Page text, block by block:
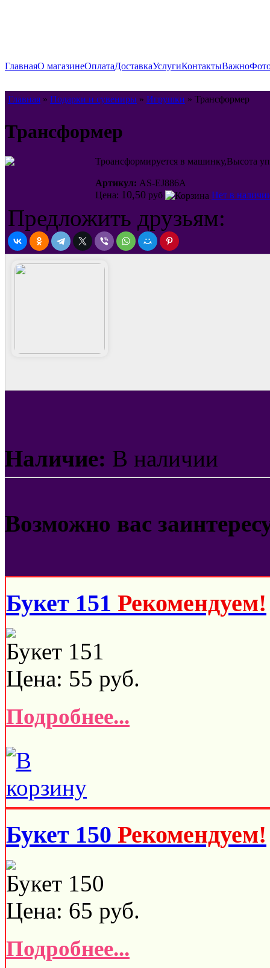
ГлавнаяО магазинеОплатаДоставкаУслугиКонтактыВажно
Главная » Подарки и сувениры » Игрушки » Трансформер
Трансформер
Троансформируется в машинку,Высота
Артикул: AS-EJ886A
Цена: 10,50 руб Нет в
Предложить друзьям:
Наличие: В наличии
Возможно вас
Букет 151 Рекомендуем!
Букет 151
Цена: 55 руб.
Подробнее...
Букет 150 Рекомендуем!
Букет 150
Цена: 65 руб.
Подробнее...